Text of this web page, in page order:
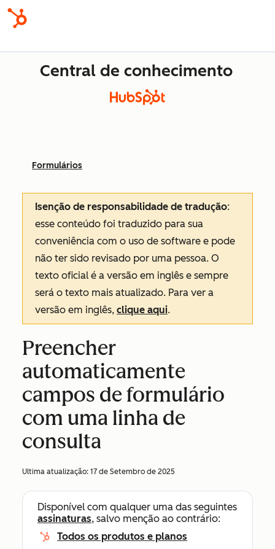
Central de conhecimento
Formulários
Isenção de responsabilidade de tradução:
esse conteúdo foi traduzido para sua
conveniência com o uso de software e pode
não ter sido revisado por uma pessoa. O
texto oficial é a versão em inglês e sempre
será o texto mais atualizado. Para ver a
versão em inglês, clique aqui.
Preencher
automaticamente
campos de formulário
com uma linha de
consulta
Ultima atualização: 17 de Setembro de 2025
Disponível com qualquer uma das seguintes
assinaturas, salvo menção ao contrário:
Todos os produtos e planos